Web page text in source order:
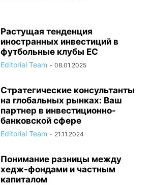
Растущая тенденция
иностранных инвестиций в
футбольные клубы ЕС
Editorial Team - 08.01.2025
Стратегические консультанты
на глобальных рынках: Ваш
партнер в инвестиционно-
банковской сфере
Editorial Team - 21.11.2024
Понимание разницы между
хедж-фондами и частным
капиталом